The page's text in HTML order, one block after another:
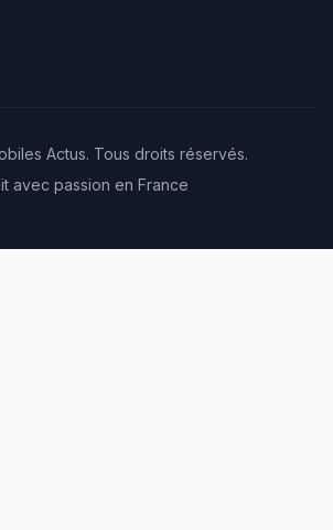
Actus. Tous droits réservés.
avec passion en France